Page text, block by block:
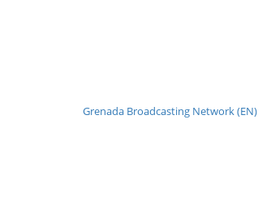
Grenada Broadcasting Network (EN)